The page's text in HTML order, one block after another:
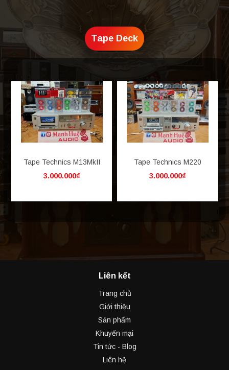
Tape Deck
Tape Technics M13MkII
3.000.000₫
Tape Technics M220
3.000.000₫
Liên kết
Trang chủ
Giới thiệu
Sản phẩm
Khuyến mại
Tin tức - Blog
Liên hệ